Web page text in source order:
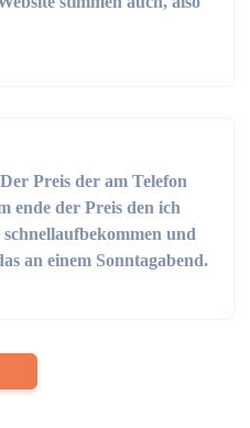
Preis der am Telefon
ende der Preis den ich
und
an einem Sonntagabend.